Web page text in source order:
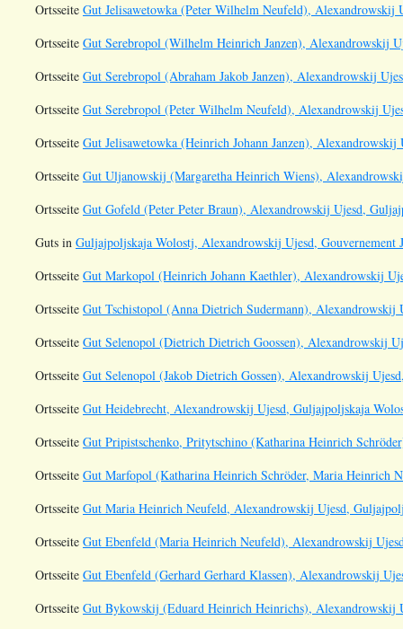
Ortsseite Gut Jelisawetowka (Peter Wilhelm Neufeld), Alexandrowskij
Ortsseite Gut Serebropol (Wilhelm Heinrich Janzen), Alexandrowskij
Ortsseite Gut Serebropol (Abraham Jakob Janzen), Alexandrowskij
Ortsseite Gut Serebropol (Peter Wilhelm Neufeld), Alexandrowskij
Ortsseite Gut Jelisawetowka (Heinrich Johann Janzen),
Ortsseite Gut Uljanowskij (Margaretha Heinrich Wiens),
Ortsseite Gut Gofeld (Peter Peter Braun), Alexandrowskij Ujesd,
Guts in Guljajpoljskaja Wolostj, Alexandrowskij Ujesd, Gouvernement
Ortsseite Gut Markopol (Heinrich Johann Kaethler), Alexandrowskij
Ortsseite Gut Tschistopol (Anna Dietrich Sudermann), Alexandrowskij
Ortsseite Gut Selenopol (Dietrich Dietrich Goossen), Alexandrowskij
Ortsseite Gut Selenopol (Jakob Dietrich Gossen), Alexandrowskij
Ortsseite Gut Heidebrecht, Alexandrowskij Ujesd, Guljajpoljskaja
Ortsseite Gut Pripistschenko, Pritytschino (Katharina Heinrich
Ortsseite Gut Marfopol (Katharina Heinrich Schröder, Maria Heinrich
Ortsseite Gut Maria Heinrich Neufeld, Alexandrowskij Ujesd,
Ortsseite Gut Ebenfeld (Maria Heinrich Neufeld), Alexandrowskij
Ortsseite Gut Ebenfeld (Gerhard Gerhard Klassen), Alexandrowskij
Ortsseite Gut Bykowskij (Eduard Heinrich Heinrichs), Alexandrowskij